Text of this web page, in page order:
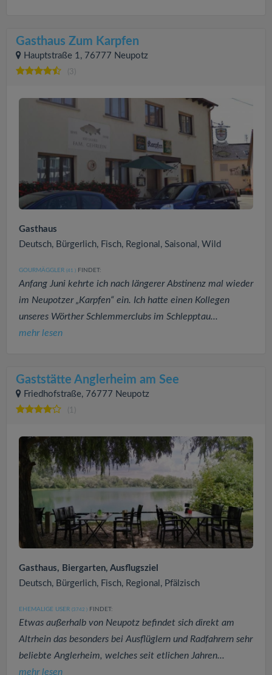
Gasthaus Zum Karpfen
Hauptstraße 1, 76777 Neupotz
(3)
Gasthaus
Deutsch, Bürgerlich, Fisch, Regional, Saisonal, Wild
GOURMÄGGLER (41 ) FINDET:
Anfang Juni kehrte ich nach längerer Abstinenz mal wieder
im Neupotzer „Karpfen“ ein. Ich hatte einen Kollegen
unseres Wörther Schlemmerclubs im Schlepptau...
mehr lesen
Gaststätte Anglerheim am See
Friedhofstraße, 76777 Neupotz
Gasthaus, Biergarten, Ausflugsziel
Deutsch, Bürgerlich, Fisch, Regional, Pfälzisch
EHEMALIGE USER (3742 ) FINDET:
Etwas außerhalb von Neupotz befindet sich direkt am
Altrhein das besonders bei Ausflüglern und Radfahrern sehr
beliebte Anglerheim, welches seit etlichen Jahren...
mehr lesen